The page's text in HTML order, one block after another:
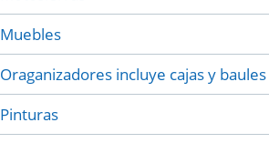
Muebles
Oraganizadores incluye cajas y baules
Pinturas